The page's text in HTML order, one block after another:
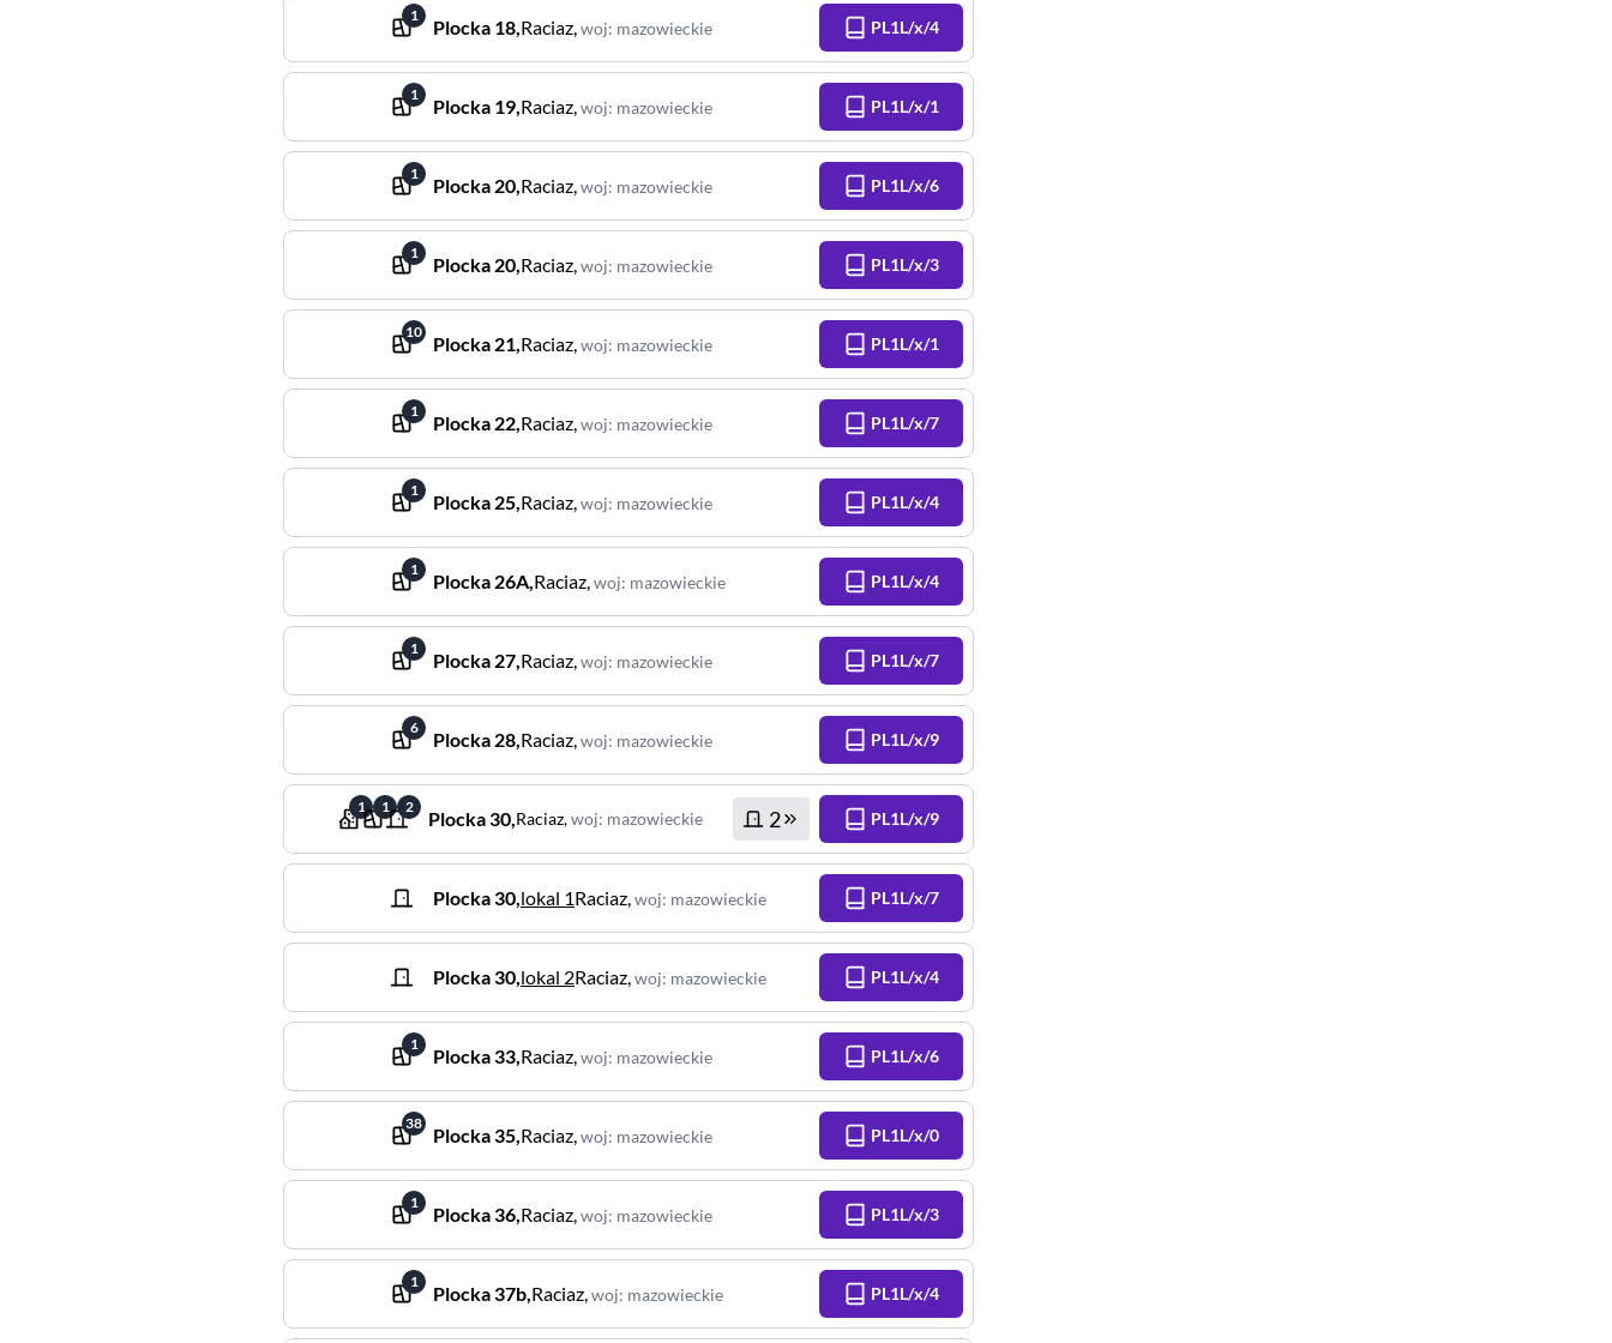
1
Plocka 18,Raciaz,woj: mazowieckie PL1L/x/4
1
Plocka 19,Raciaz,woj: mazowieckie PL1L/x/1
1
Plocka 20,Raciaz,woj: mazowieckie PL1L/x/6
1
Plocka 20,Raciaz,woj: mazowieckie PL1L/x/3
10
Plocka 21,Raciaz,woj: mazowieckie PL1L/x/1
1
Plocka 22,Raciaz,woj: mazowieckie PL1L/x/7
1
Plocka 25,Raciaz,woj: mazowieckie PL1L/x/4
1
Plocka 26A,Raciaz,woj: mazowieckie PL1L/x/4
1
Plocka 27,Raciaz,woj: mazowieckie PL1L/x/7
6
Plocka 28,Raciaz,woj: mazowieckie PL1L/x/9
1 1 2
Plocka30,Raciaz,woj: mazowieckie 2 PL1L/x/9
Plocka30,lokal 1Raciaz,woj: mazowieckie PL1L/x/7
Plocka30,lokal 2Raciaz,woj: mazowieckie PL1L/x/4
1
Plocka33,Raciaz,woj: mazowieckie PL1L/x/6
38
Plocka35,Raciaz,woj: mazowieckie PL1L/x/0
1
Plocka36,Raciaz,woj: mazowieckie PL1L/x/3
1
Plocka37b,Raciaz,woj: mazowieckie PL1L/x/4